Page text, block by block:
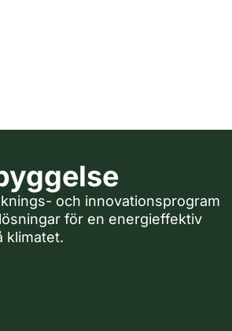
och innovationsprogram
för en energieffektiv
klimatet.